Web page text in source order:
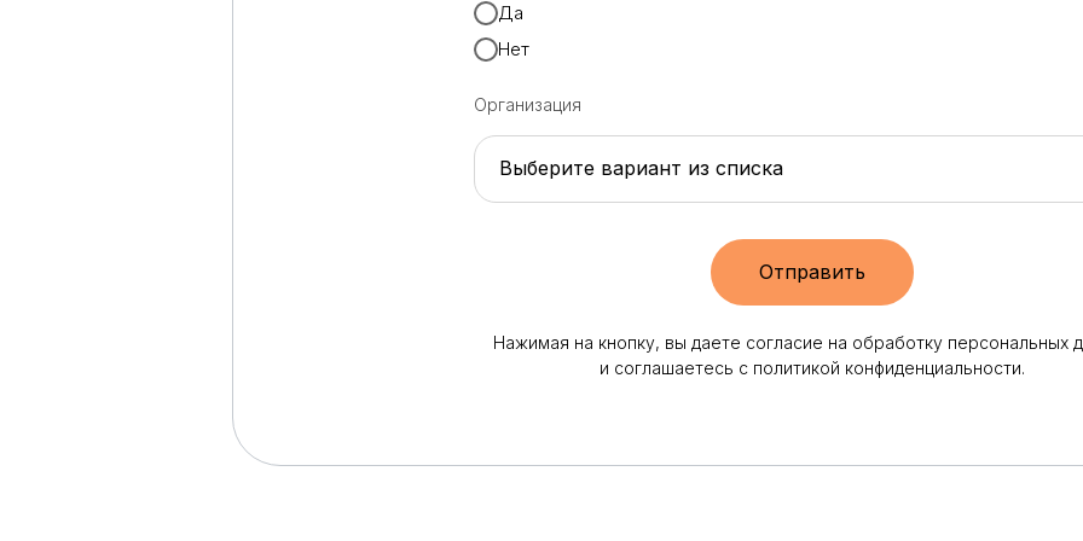
Да
Нет
Организация
Отправить
Нажимая на кнопку, вы даете согласие на обработку персональных
и соглашаетесь c политикой конфиденциальности.